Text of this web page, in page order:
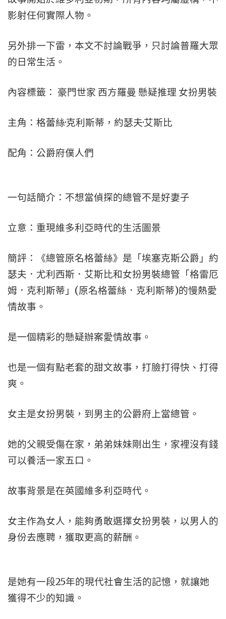
影射任何實際人物。
另外排一下雷，本文不討論戰爭，只討論普羅大眾
的日常生活。
內容標籤： 豪門世家 西方羅曼 懸疑推理 女扮男裝
主角：格蕾絲·克利斯蒂，約瑟夫·艾斯比
配角：公爵府僕人們
一句話簡介：不想當偵探的總管不是好妻子
立意：重現維多利亞時代的生活圖景
簡評：《總管原名格蕾絲》是「埃塞克斯公爵」約
瑟夫．尤利西斯．艾斯比和女扮男裝總管「格雷厄
姆．克利斯蒂」(原名格蕾絲．克利斯蒂)的慢熱愛
情故事。
是一個精彩的懸疑辦案愛情故事。
也是一個有點老套的甜文故事，打臉打得快、打得
爽。
女主是女扮男裝，到男主的公爵府上當總管。
她的父親受傷在家，弟弟妹妹剛出生，家裡沒有錢
可以養活一家五口。
故事背景是在英國維多利亞時代。
女主作為女人，能夠勇敢選擇女扮男裝，以男人的
身份去應聘，獲取更高的薪酬。
是她有一段25年的現代社會生活的記憶，就讓她
獲得不少的知識。